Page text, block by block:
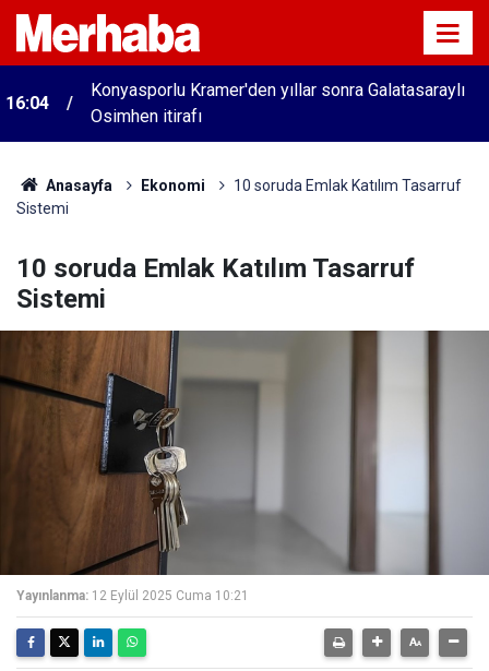
16:04
Konyasporlu Kramer'den yıllar sonra Galatasaraylı
Osimhen itirafı
Anasayfa Ekonomi
10 soruda Emlak Katılım Tasarruf
Sistemi
10 soruda Emlak Katılım Tasarruf
Sistemi
Yayınlanma: 12 Eylül 2025 Cuma 10:21